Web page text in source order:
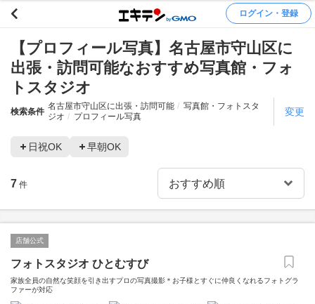
ログイン・登録
【プロフィール写真】名古屋市守山区に
出張・訪問可能なおすすめ写真館・フォ
トスタジオ
検索条件
名古屋市守山区に出張・訪問可能
写真館・フォトスタ
ジオ
プロフィール写真 変更
日祝OK 早朝OK
7 件
店舗公式
フォトスタジオ ひとむすび
家族全員の自然な笑顔を引き出すプロの写真撮影＊お子様とすぐに仲良くなれるフォトグラ
ファーが対応